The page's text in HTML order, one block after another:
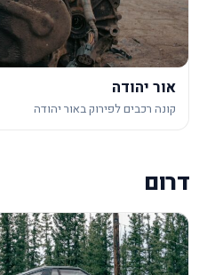
אור יהודה
קונה רכבים לפירוק באור יהודה
דרום